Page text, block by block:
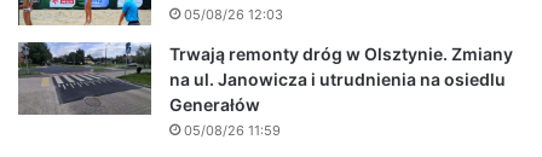
05/08/26 12:03
Trwają remonty dróg w Olsztynie. Zmiany
na ul. Janowicza i utrudnienia na osiedlu
Generałów
05/08/26 11:59